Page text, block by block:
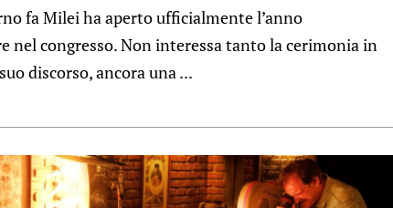
fa Milei ha aperto ufficialmente l’anno
nel congresso. Non interessa tanto la cerimonia in
discorso, ancora una ...